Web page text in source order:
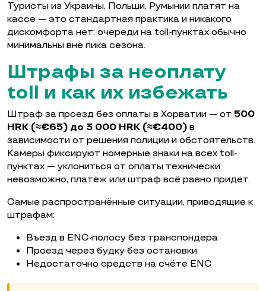
Туристы из Украины, Польши, Румынии платят на
кассе — это стандартная практика и никакого
дискомфорта нет: очереди на toll-пунктах обычно
минимальны вне пика сезона.
Штрафы за неоплату
toll и как их избежать
Штраф за проезд без оплаты в Хорватии — от 500
HRK (≈€65) до 3 000 HRK (≈€400) в
зависимости от решения полиции и обстоятельств.
Камеры фиксируют номерные знаки на всех toll-
пунктах — уклониться от оплаты технически
невозможно, платёж или штраф всё равно придёт.
Самые распространённые ситуации, приводящие к
штрафам:
Въезд в ENC-полосу без транспондера
Проезд через будку без остановки
Недостаточно средств на счёте ENC